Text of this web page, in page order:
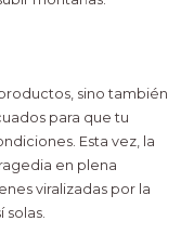
sino también
para que tu
Esta vez, la
en plena
viralizadas por la
solas.